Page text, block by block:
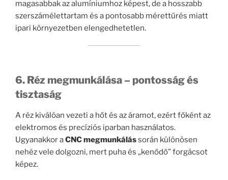
magasabbak az alumíniumhoz képest, de a hosszabb
szerszámélettartam és a pontosabb mérettűrés miatt
ipari környezetben elengedhetetlen.
6. Réz megmunkálása – pontosság és
tisztaság
A réz kiválóan vezeti a hőt és az áramot, ezért főként az
elektromos és precíziós iparban használatos.
Ugyanakkor aCNC megmunkálássorán különösen
nehéz vele dolgozni, mert puha és „kenődő” forgácsot
képez.